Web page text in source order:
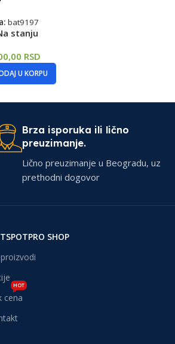
bat9197
stanju
RSD
U KORPU
Brza isporuka ili lično
preuzimanje.
Lično preuzimanje u Beogradu, uz
prethodni dogovor
SHOP
cena
HOT